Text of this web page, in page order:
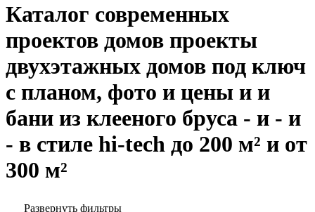
Каталог современных
проектов домов проекты
двухэтажных домов под ключ
с планом, фото и цены и и
бани из клееного бруса - и - и
- в стиле hi-tech до 200 м² и от
300 м²
Развернуть фильтры